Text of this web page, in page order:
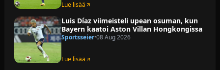
Lue lisää
Luis Díaz viimeisteli upean osuman, kun
Bayern kaatoi Aston Villan Hongkongissa
Sportsseier•08 Aug 2026
Lue lisää